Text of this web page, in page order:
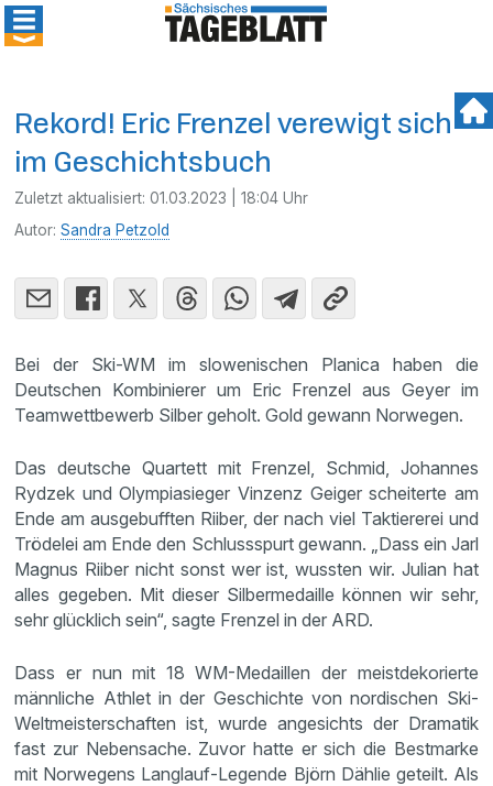
Rekord! Eric Frenzel verewigt sich
im Geschichtsbuch
Zuletzt aktualisiert:01.03.2023 | 18:04 Uhr
Autor:Sandra Petzold
Bei der Ski-WM im slowenischen Planica haben die
Deutschen Kombinierer um Eric Frenzel aus Geyer im
Teamwettbewerb Silber geholt. Gold gewann Norwegen.
Das deutsche Quartett mit Frenzel, Schmid, Johannes
Rydzek und Olympiasieger Vinzenz Geiger scheiterte am
Ende am ausgebufften Riiber, der nach viel Taktiererei und
Trödelei am Ende den Schlussspurt gewann. „Dass ein Jarl
Magnus Riiber nicht sonst wer ist, wussten wir. Julian hat
alles gegeben. Mit dieser Silbermedaille können wir sehr,
sehr glücklich sein“, sagte Frenzel in der ARD.
Dass er nun mit 18 WM-Medaillen der meistdekorierte
männliche Athlet in der Geschichte von nordischen Ski-
Weltmeisterschaften ist, wurde angesichts der Dramatik
fast zur Nebensache. Zuvor hatte er sich die Bestmarke
mit Norwegens Langlauf-Legende Björn Dählie geteilt. Als